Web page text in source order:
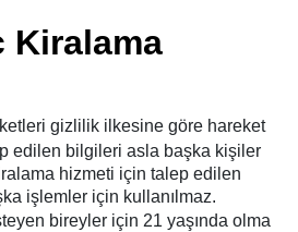
Kiralama
gizlilik ilkesine göre hareket
edilen bilgileri asla başka kişiler
hizmeti için talep edilen
işlemler için kullanılmaz.
bireyler için 21 yaşında olma